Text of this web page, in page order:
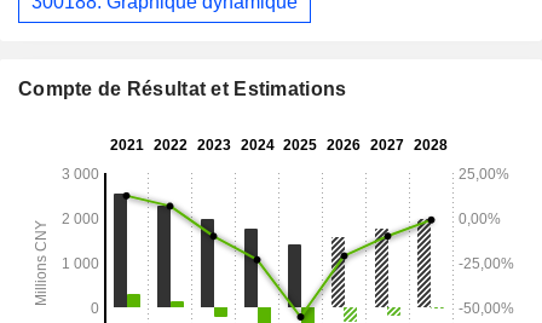
Compte de Résultat et Estimations